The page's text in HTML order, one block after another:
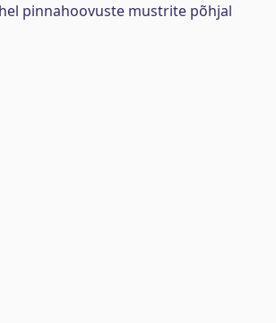
pinnahoovuste mustrite põhjal